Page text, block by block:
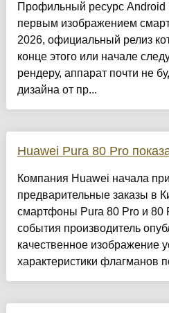
Профильный ресурс Android
первым изображением
2026, официальный релиз
конце этого или начале
рендеру, аппарат почти не
дизайна от пр...
Huawei Pura 80 Pro
Компания Huawei начала
предварительные заказы в
смартфоны Pura 80 Pro и 80
события производитель
качественное изображение
характеристики флагманов